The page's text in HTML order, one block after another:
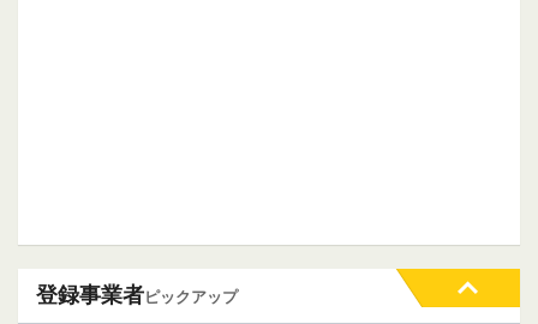
登録事業者ピックアップ